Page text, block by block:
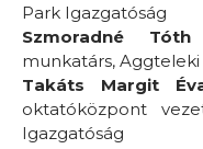
Park Igazgatóság
Szmoradné Tóth
munkatárs,
Takáts Margit
oktatóközpont
Igazgatóság